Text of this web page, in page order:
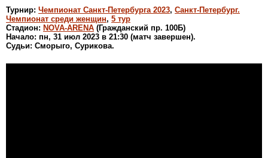
Турнир: Чемпионат Санкт-Петербурга 2023, Санкт-Петербург.
Чемпионат среди женщин, 5 тур
Стадион: NOVA-ARENA (Гражданский пр. 100Б)
Начало: пн, 31 июл 2023 в 21:30 (матч завершен).
Судьи: Сморыго, Сурикова.